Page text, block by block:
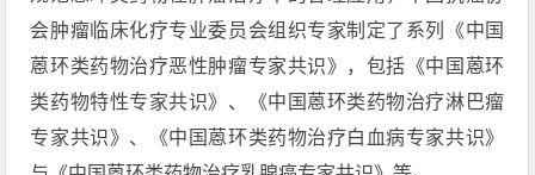
会肿瘤临床化疗专业委员会组织专家制定了系列《中国
蒽环类药物治疗恶性肿瘤专家共识》，包括《中国蒽环
类药物特性专家共识》、《中国蒽环类药物治疗淋巴瘤
专家共识》、《中国蒽环类药物治疗白血病专家共识》